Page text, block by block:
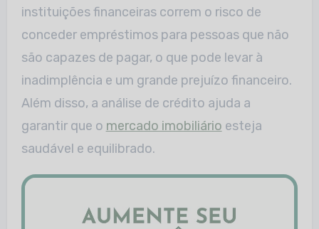
instituições financeiras correm o risco de
conceder empréstimos para pessoas que não
são capazes de pagar, o que pode levar à
inadimplência e um grande prejuízo financeiro.
Além disso, a análise de crédito ajuda a
garantir que o mercado imobiliário esteja
saudável e equilibrado.